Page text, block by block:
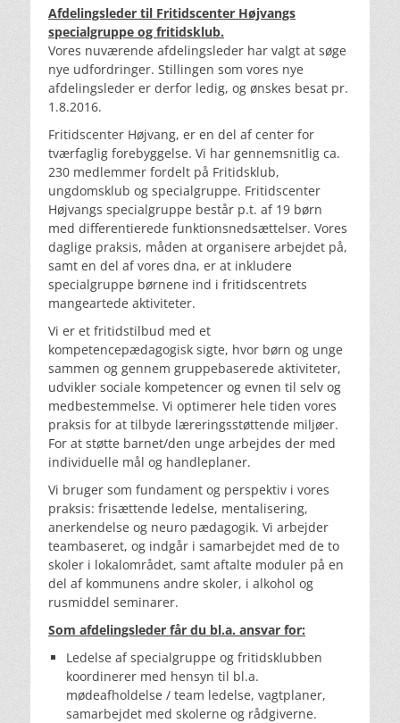
Afdelingsleder til Fritidscenter Højvangs
specialgruppe og fritidsklub.
Vores nuværende afdelingsleder har valgt at søge
nye udfordringer. Stillingen som vores nye
afdelingsleder er derfor ledig, og ønskes besat pr.
1.8.2016.
Fritidscenter Højvang, er en del af center for
tværfaglig forebyggelse. Vi har gennemsnitlig ca.
230 medlemmer fordelt på Fritidsklub,
ungdomsklub og specialgruppe. Fritidscenter
Højvangs specialgruppe består p.t. af 19 børn
med differentierede funktionsnedsættelser. Vores
daglige praksis, måden at organisere arbejdet på,
samt en del af vores dna, er at inkludere
specialgruppe børnene ind i fritidscentrets
mangeartede aktiviteter.
Vi er et fritidstilbud med et
kompetencepædagogisk sigte, hvor børn og unge
sammen og gennem gruppebaserede aktiviteter,
udvikler sociale kompetencer og evnen til selv og
medbestemmelse. Vi optimerer hele tiden vores
praksis for at tilbyde læreringsstøttende miljøer.
For at støtte barnet/den unge arbejdes der med
individuelle mål og handleplaner.
Vi bruger som fundament og perspektiv i vores
praksis: frisættende ledelse, mentalisering,
anerkendelse og neuro pædagogik. Vi arbejder
teambaseret, og indgår i samarbejdet med de to
skoler i lokalområdet, samt aftalte moduler på en
del af kommunens andre skoler, i alkohol og
rusmiddel seminarer.
Som afdelingsleder får du bl.a. ansvar for:
Ledelse af specialgruppe og fritidsklubben
koordinerer med hensyn til bl.a.
mødeafholdelse / team ledelse, vagtplaner,
samarbejdet med skolerne og rådgiverne.